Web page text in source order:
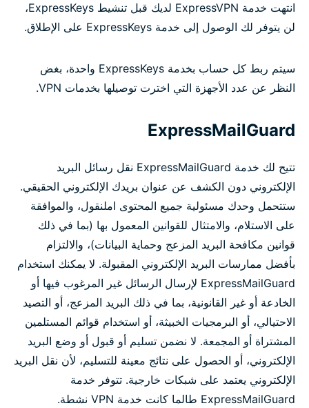
انتهت خدمة ExpressVPN لديك قبل تنشيط ExpressKeys،
لن يتوفر لك الوصول إلى خدمة ExpressKeys على الإطلاق.
سيتم ربط كل حساب بخدمة ExpressKeys واحدة، بغض
النظر عن عدد الأجهزة التي اخترت توصيلها بخدمات VPN.
ExpressMailGuard
تتيح لك خدمة ExpressMailGuard نقل رسائل البريد
الإلكتروني دون الكشف عن عنوان بريدك الإلكتروني الحقيقي.
ستتحمل وحدك مسئولية جميع المحتوى املنقول، والموافقة
على الاستلام، والامتثال للقوانين المعمول بها (بما في ذلك
قوانين مكافحة البريد المزعج وحماية البيانات)، والالتزام
بأفضل ممارسات البريد الإلكتروني المقبولة. لا يمكنك استخدام
ExpressMailGuard لإرسال الرسائل غير المرغوب فيها أو
الخادعة أو غير القانونية، بما في ذلك البريد المزعج، أو التصيد
الاحتيالي، أو البرمجيات الخبيثة، أو استخدام قوائم المستلمين
المشتراة أو المجمعة. لا نضمن تسليم أو قبول أو وضع البريد
الإلكتروني، أو الحصول على نتائج معينة للتسليم، لأن نقل البريد
الإلكتروني يعتمد على شبكات خارجية. تتوفر خدمة
ExpressMailGuard طالما كانت خدمة VPN نشطة.